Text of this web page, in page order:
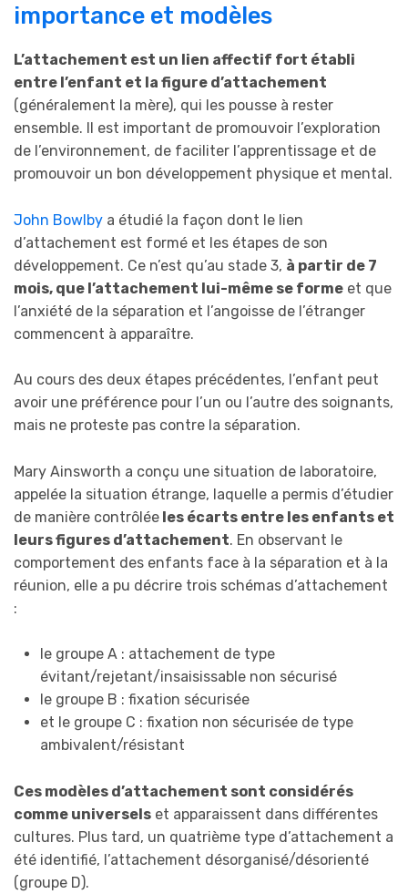
importance et modèles
L’attachement est un lien affectif fort établi
entre l’enfant et la figure d’attachement
(généralement la mère), qui les pousse à rester
ensemble. Il est important de promouvoir l’exploration
de l’environnement, de faciliter l’apprentissage et de
promouvoir un bon développement physique et mental.
John Bowlby a étudié la façon dont le lien
d’attachement est formé et les étapes de son
développement. Ce n’est qu’au stade 3, à partir de 7
mois, que l’attachement lui-même se forme et que
l’anxiété de la séparation et l’angoisse de l’étranger
commencent à apparaître.
Au cours des deux étapes précédentes, l’enfant peut
avoir une préférence pour l’un ou l’autre des soignants,
mais ne proteste pas contre la séparation.
Mary Ainsworth a conçu une situation de laboratoire,
appelée la situation étrange, laquelle a permis d’étudier
de manière contrôlée les écarts entre les enfants et
leurs figures d’attachement. En observant le
comportement des enfants face à la séparation et à la
réunion, elle a pu décrire trois schémas d’attachement
:
le groupe A : attachement de type
évitant/rejetant/insaisissable non sécurisé
le groupe B : fixation sécurisée
et le groupe C : fixation non sécurisée de type
ambivalent/résistant
Ces modèles d’attachement sont considérés
comme universels et apparaissent dans différentes
cultures. Plus tard, un quatrième type d’attachement a
été identifié, l’attachement désorganisé/désorienté
(groupe D).